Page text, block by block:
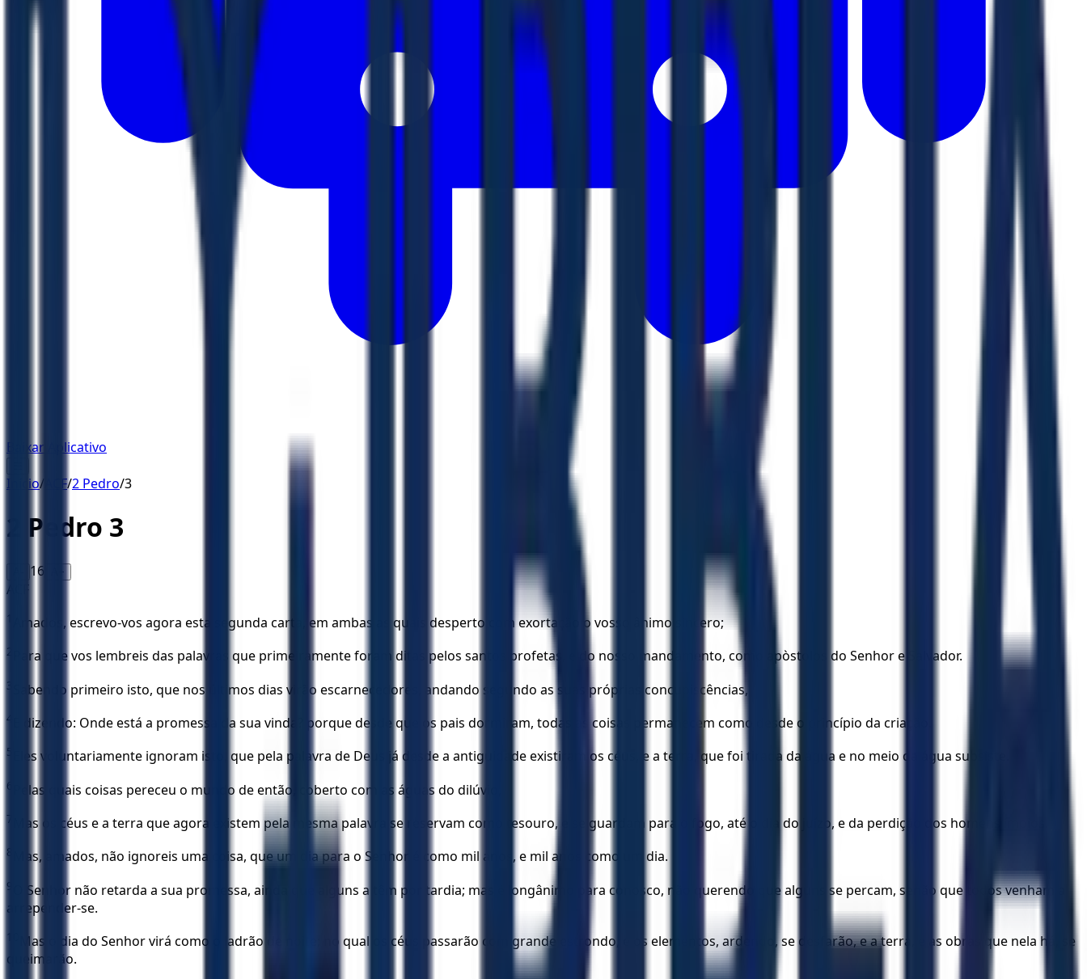
Baixar Aplicativo
Início/ ACF/2 Pedro/3
2 Pedro 3
16 A+
ACF
1 Amados, escrevo-vos agora esta segunda carta, em ambas as quais desperto com exortação o vosso ânimo sincero;
2 Para que vos lembreis das palavras que primeiramente foram ditas pelos santos profetas, e do nosso mandamento, como apòstolos do Senhor e Salvador.
3 Sabendo primeiro isto, que nos últimos dias virão escarnecedores, andando segundo as suas próprias concupiscências,
4 E dizendo: Onde está a promessa da sua vinda? porque desde que os pais dormiram, todas as coisas permanecem como desde o princípio da criação.
5 Eles voluntariamente ignoram isto, que pela palavra de Deus já desde a antiguidade existiram os céus, e a terra, que foi tirada da água e no meio da água subsiste.
6 Pelas quais coisas pereceu o mundo de então, coberto com as águas do dilúvio,
7 Mas os céus e a terra que agora existem pela mesma palavra se reservam como tesouro, e se guardam para o fogo, até o dia do juízo, e da perdição dos homens ímpios.
8 Mas, amados, não ignoreis uma coisa, que um dia para o Senhor é como mil anos, e mil anos como um dia.
9
O Senhor não retarda a sua promessa, ainda que alguns a têm por tardia; mas é longânimo para conosco, não querendo que alguns se percam, senão que todos venham a
arrepender-se.
10
Mas o dia do Senhor virá como o ladrão de noite; no qual os céus passarão com grande estrondo, e os elementos, ardendo, se desfarão, e a terra, e as obras que nela há, se
queimarão.